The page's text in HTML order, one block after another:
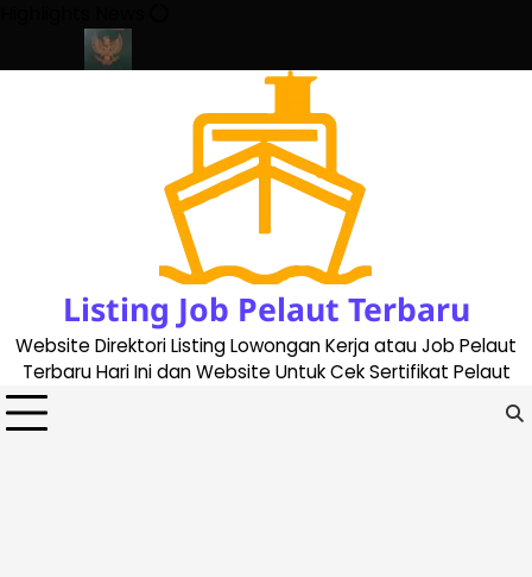
content
Listing Job Pelaut Terbaru
Website Direktori Listing Lowongan Kerja atau Job Pelaut
Terbaru Hari Ini dan Website Untuk Cek Sertifikat Pelaut